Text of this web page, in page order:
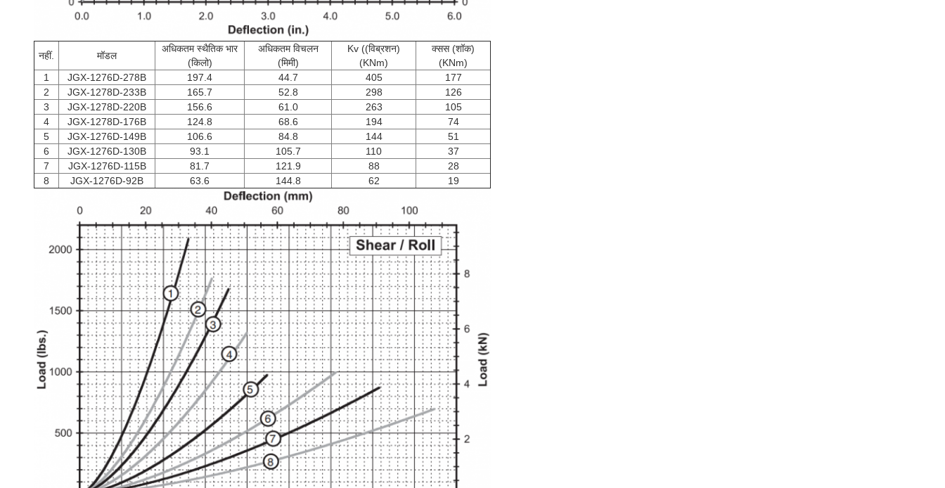
नहीं. मॉडल
अधिकतम स्थैतिक भार
(किलो)
अधिकतम विचलन
(मिमी)
Kv ((विब्रशन)
(KNm)
क्सस (शॉक)
(KNm)
1
JGX-1276D-278B 197.4 44.7 405
177
2
JGX-1278D-233B 165.7 52.8 298
126
3
JGX-1278D-220B 156.6 61.0 263
105
4
JGX-1278D-176B 124.8 68.6 194
74
5
JGX-1276D-149B 106.6 84.8 144
51
6
JGX-1276D-130B 93.1 105.7 110
37
7
JGX-1276D-115B 81.7 121.9 88
28
8
JGX-1276D-92B 63.6 144.8 62 19